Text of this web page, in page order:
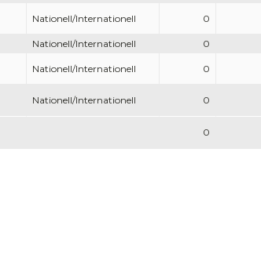
0
Nationell/Internationell 0
Nationell/Internationell 0
Nationell/Internationell 0
Nationell/Internationell 0